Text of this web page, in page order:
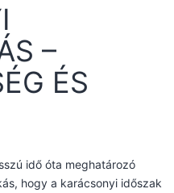
–
ÉS
idő óta meghatározó
hogy a karácsonyi időszak